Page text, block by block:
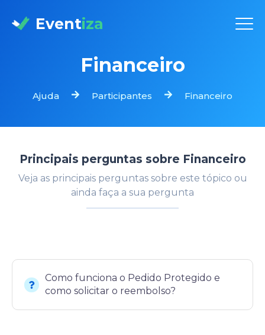
Eventiza
Financeiro
Ajuda Participantes Financeiro
Principais perguntas sobre Financeiro
Veja as principais perguntas sobre este tópico ou
ainda faça a sua pergunta
Como funciona o Pedido Protegido e
como solicitar o reembolso?